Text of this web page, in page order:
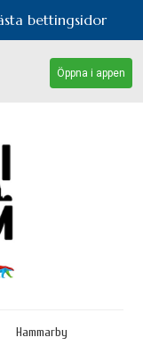
bettingsidor
Öppna i appen
Hammarby